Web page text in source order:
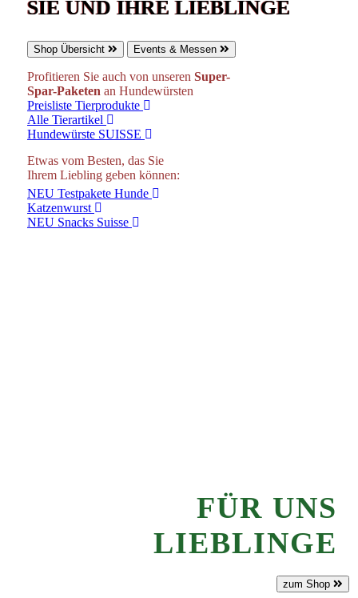
SIE UND IHRE LIEBLINGE
Shop Übersicht Events & Messen
Profitieren Sie auch von unseren Super-
Spar-Paketen an Hundewürsten
Preisliste Tierprodukte
Alle Tierartikel
Hundewürste SUISSE
Etwas vom Besten, das Sie
Ihrem Liebling geben können:
NEU Testpakete Hunde
Katzenwurst
NEU Snacks Suisse
FÜR UNS
LIEBLINGE
zum Shop